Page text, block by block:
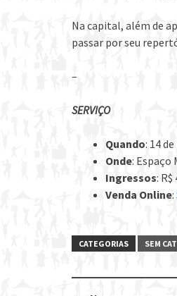
Na capital, além de
passar por seu
–
SERVIÇO
Quando: 14
Onde: Espaço
Ingressos: R$
Venda Online:
CATEGORIAS SEM